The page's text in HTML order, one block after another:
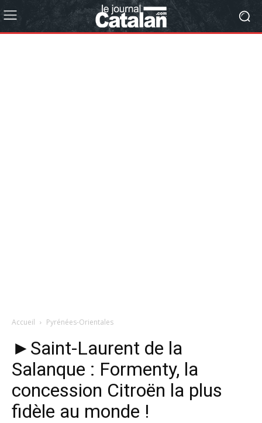
Accueil Pyrénées-Orientales
►Saint-Laurent de la
Salanque : Formenty, la
concession Citroën la plus
fidèle au monde !